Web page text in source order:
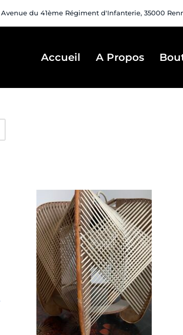
Avenue du 41ème Régiment d'Infanterie, 35000
Accueil A Propos